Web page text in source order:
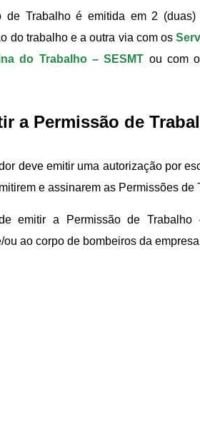
de Trabalho é emitida em 2
do trabalho e a outra via com os
do Trabalho – SESMT ou com
a Permissão de
deve emitir uma autorização por
e assinarem as Permissões de
emitir a Permissão de Trabalho
ou ao corpo de bombeiros da